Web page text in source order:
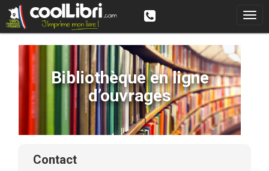
Bibliothèque en ligne
d’ouvrages
contact